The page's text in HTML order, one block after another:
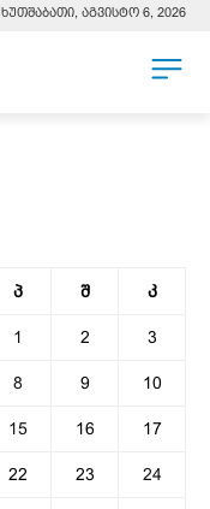
ხუთშაბათი, აგვისტო 6, 2026
პ შ კ
1 2 3
8 9 10
15 16 17
22 23 24